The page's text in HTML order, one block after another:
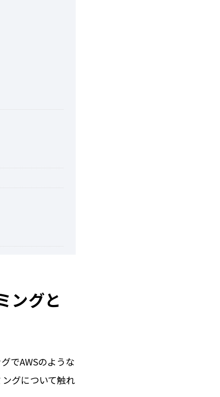
ングと
でAWSのような
グについて触れ